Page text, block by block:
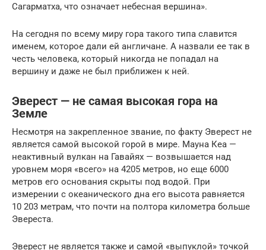
Сагарматха, что означает небесная вершина».
На сегодня по всему миру гора такого типа славится
именем, которое дали ей англичане. А назвали ее так в
честь человека, который никогда не попадал на
вершину и даже не был приближен к ней.
Эверест — не самая высокая гора на
Земле
Несмотря на закрепленное звание, по факту Эверест не
является самой высокой горой в мире. Мауна Кеа —
неактивный вулкан на Гавайях — возвышается над
уровнем моря «всего» на 4205 метров, но еще 6000
метров его основания скрыты под водой. При
измерении с океанического дна его высота равняется
10 203 метрам, что почти на полтора километра больше
Эвереста.
Эверест не является также и самой «выпуклой» точкой